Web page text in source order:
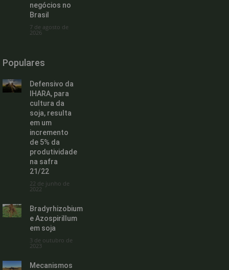
negócios no
Brasil
7 de agosto de
2026
Populares
Defensivo da
IHARA, para
cultura da
soja, resulta
em um
incremento
de 5% da
produtividade
na safra
21/22
22 de junho de
2022
Bradyrhizobium
e Azospirillum
em soja
3 de outubro de
2023
Mecanismos